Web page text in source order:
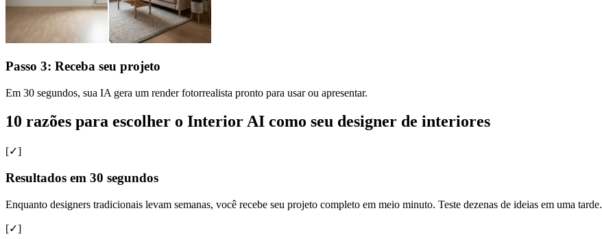
Passo 3: Receba seu projeto
Em 30 segundos, sua IA gera um render fotorrealista pronto para usar ou apresentar.
10 razões para escolher o Interior AI como seu designer de interiores
[✓]
Resultados em 30 segundos
Enquanto designers tradicionais levam semanas, você recebe seu projeto completo em meio minuto. Teste dezenas de ideias em uma tarde.
[✓]